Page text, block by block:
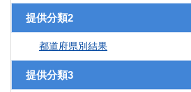
提供分類2
都道府県別結果
提供分類3